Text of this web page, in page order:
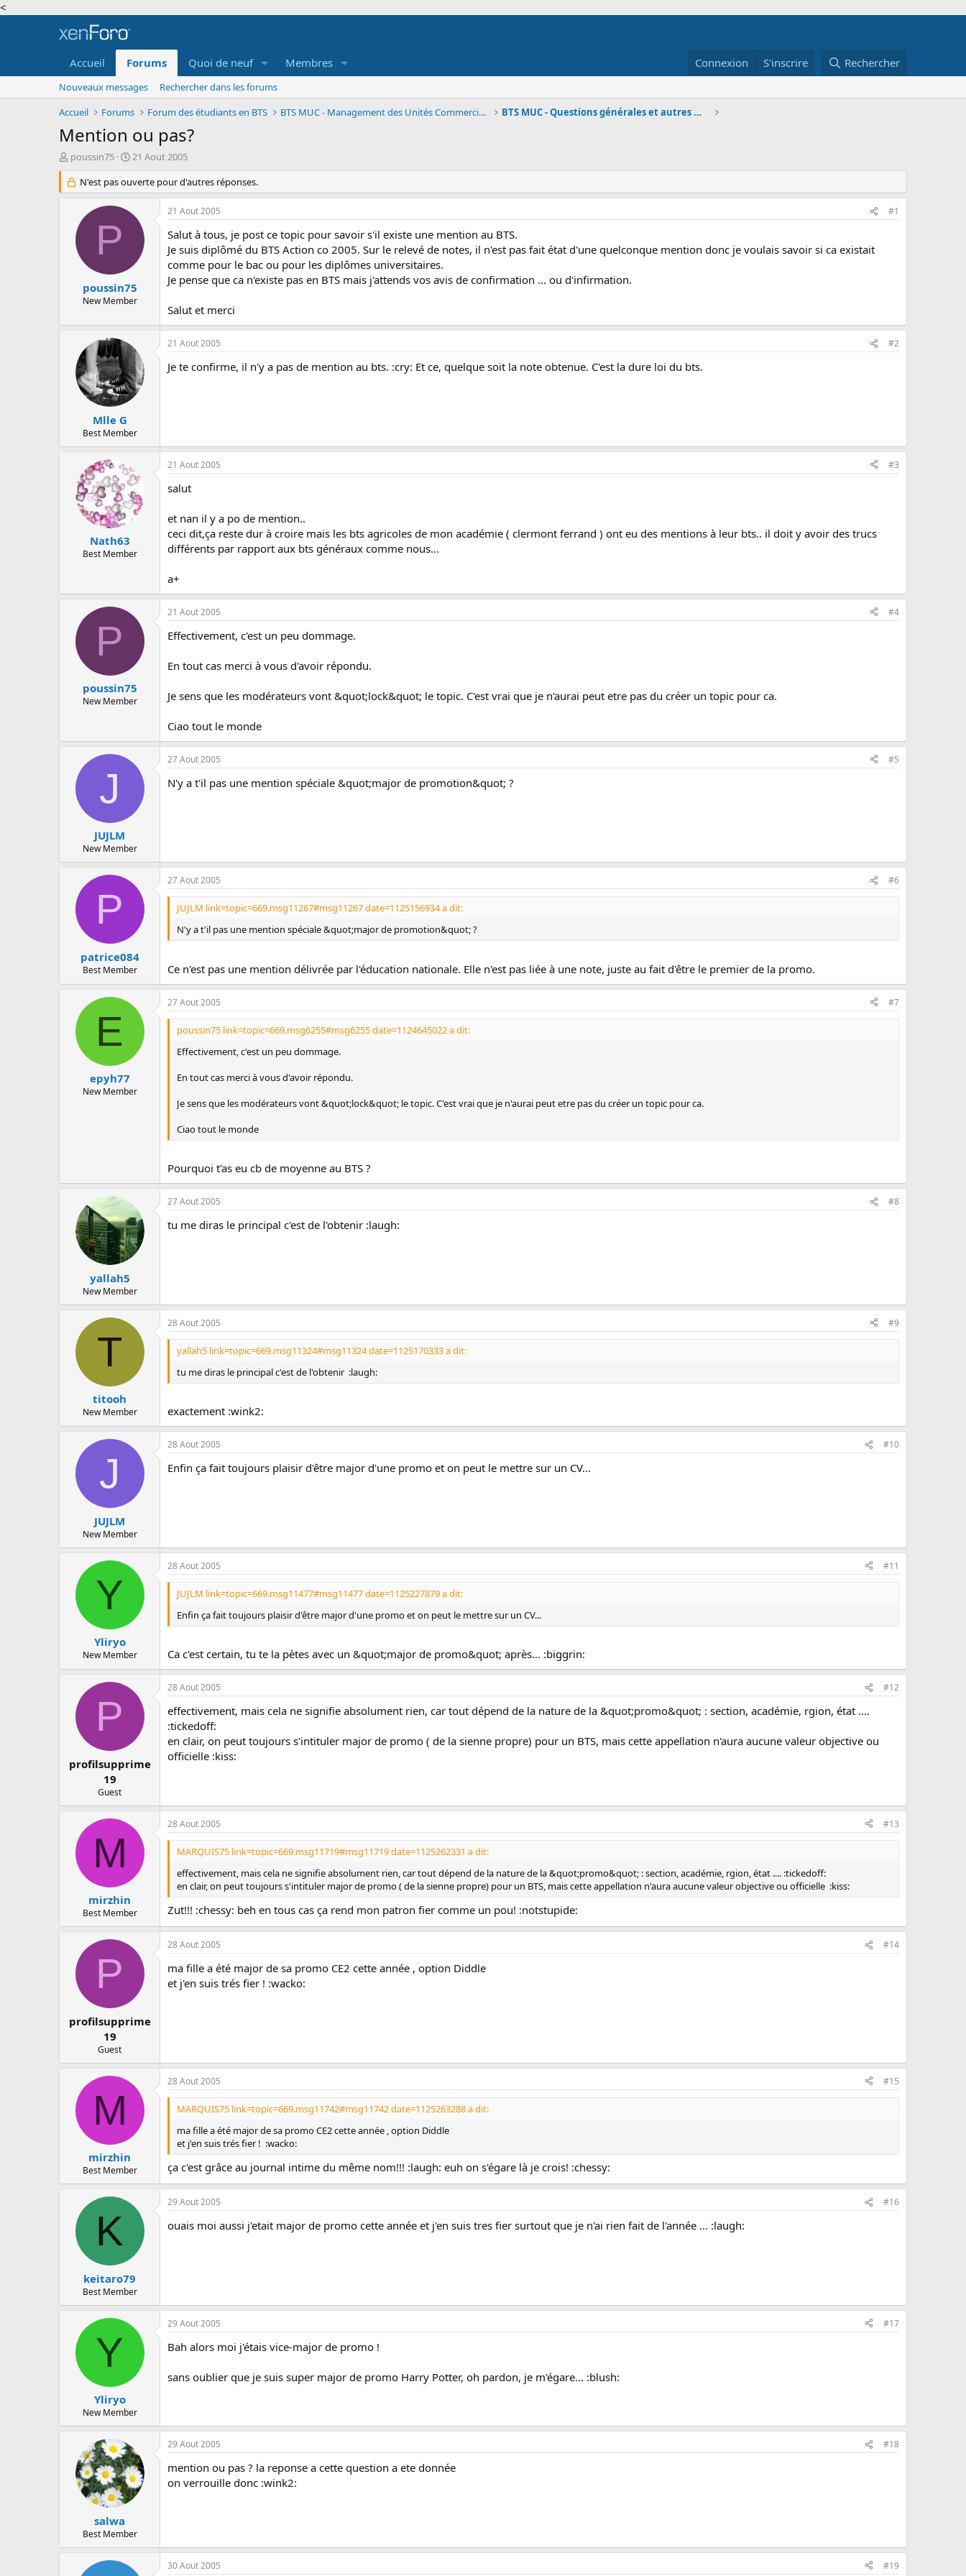
<
Accueil Forums Quoi de neuf Membres Connexion S'inscrire Rechercher
Nouveaux messages
Rechercher dans les forums
Accueil
Forums Forum des étudiants en BTS BTS MUC - Management des Unités Commerciales BTS MUC - Questions générales et autres matières p
Mention ou pas?
A
t
e
c
poussin75
D
t
e
e
b
t
21 Aout 2005
N'est pas ouverte pour d'autres réponses.
P
poussin75
New Member
21 Aout 2005 #1
Salut à tous, je post ce topic pour savoir s'il existe une mention au BTS.
Je suis diplômé du BTS Action co 2005. Sur le relevé de notes, il n'est pas fait état d'une quelconque mention donc je voulais savoir si ca existait
comme pour le bac ou pour les diplômes universitaires.
Je pense que ca n'existe pas en BTS mais j'attends vos avis de confirmation ... ou d'infirmation.
Salut et merci
Mlle G
Best Member
21 Aout 2005 #2
Je te confirme, il n'y a pas de mention au bts. :cry: Et ce, quelque soit la note obtenue. C'est la dure loi du bts.
Nath63
Best Member
21 Aout 2005 #3
salut
et nan il y a po de mention..
ceci dit,ça reste dur à croire mais les bts agricoles de mon académie ( clermont ferrand ) ont eu des mentions à leur bts.. il doit y avoir des trucs
différents par rapport aux bts généraux comme nous...
a+
P
poussin75
New Member
21 Aout 2005 #4
Effectivement, c'est un peu dommage.
En tout cas merci à vous d'avoir répondu.
Je sens que les modérateurs vont &quot;lock&quot; le topic. C'est vrai que je n'aurai peut etre pas du créer un topic pour ca.
Ciao tout le monde
J
JUJLM
New Member
27 Aout 2005 #5
N'y a t'il pas une mention spéciale &quot;major de promotion&quot; ?
P
patrice084
Best Member
27 Aout 2005 #6
JUJLM link=topic=669.msg11267#msg11267 date=1125156934 a dit:
N'y a t'il pas une mention spéciale &quot;major de promotion&quot; ?
Ce n'est pas une mention délivrée par l'éducation nationale. Elle n'est pas liée à une note, juste au fait d'être le premier de la promo.
E
epyh77
New Member
27 Aout 2005 #7
poussin75 link=topic=669.msg6255#msg6255 date=1124645022 a dit:
Effectivement, c'est un peu dommage.
En tout cas merci à vous d'avoir répondu.
Je sens que les modérateurs vont &quot;lock&quot; le topic. C'est vrai que je n'aurai peut etre pas du créer un topic pour ca.
Ciao tout le monde
Pourquoi t'as eu cb de moyenne au BTS ?
yallah5
New Member
27 Aout 2005 #8
tu me diras le principal c'est de l'obtenir :laugh:
T
titooh
New Member
28 Aout 2005 #9
yallah5 link=topic=669.msg11324#msg11324 date=1125170333 a dit:
tu me diras le principal c'est de l'obtenir :laugh:
exactement :wink2:
J
JUJLM
New Member
28 Aout 2005 #10
Enfin ça fait toujours plaisir d'être major d'une promo et on peut le mettre sur un CV...
Y
Yliryo
New Member
28 Aout 2005 #11
JUJLM link=topic=669.msg11477#msg11477 date=1125227879 a dit:
Enfin ça fait toujours plaisir d'être major d'une promo et on peut le mettre sur un CV...
Ca c'est certain, tu te la pètes avec un &quot;major de promo&quot; après... :biggrin:
P
profilsupprime
19
Guest
28 Aout 2005 #12
effectivement, mais cela ne signifie absolument rien, car tout dépend de la nature de la &quot;promo&quot; : section, académie, rgion, état ....
:tickedoff:
en clair, on peut toujours s'intituler major de promo ( de la sienne propre) pour un BTS, mais cette appellation n'aura aucune valeur objective ou
officielle :kiss:
M
mirzhin
Best Member
28 Aout 2005 #13
MARQUIS75 link=topic=669.msg11719#msg11719 date=1125262331 a dit:
effectivement, mais cela ne signifie absolument rien, car tout dépend de la nature de la &quot;promo&quot; : section, académie, rgion, état .... :tickedoff:
en clair, on peut toujours s'intituler major de promo ( de la sienne propre) pour un BTS, mais cette appellation n'aura aucune valeur objective ou officielle :kiss:
Zut!!! :chessy: beh en tous cas ça rend mon patron fier comme un pou! :notstupide:
P
profilsupprime
19
Guest
28 Aout 2005 #14
ma fille a été major de sa promo CE2 cette année , option Diddle
et j'en suis trés fier ! :wacko:
M
mirzhin
Best Member
28 Aout 2005 #15
MARQUIS75 link=topic=669.msg11742#msg11742 date=1125263288 a dit:
ma fille a été major de sa promo CE2 cette année , option Diddle
et j'en suis trés fier ! :wacko:
ça c'est grâce au journal intime du même nom!!! :laugh: euh on s'égare là je crois! :chessy:
K
keitaro79
Best Member
29 Aout 2005 #16
ouais moi aussi j'etait major de promo cette année et j'en suis tres fier surtout que je n'ai rien fait de l'année ... :laugh:
Y
Yliryo
New Member
29 Aout 2005 #17
Bah alors moi j'étais vice-major de promo !
sans oublier que je suis super major de promo Harry Potter, oh pardon, je m'égare... :blush:
salwa
Best Member
29 Aout 2005 #18
mention ou pas ? la reponse a cette question a ete donnée
on verrouille donc :wink2:
30 Aout 2005 #19